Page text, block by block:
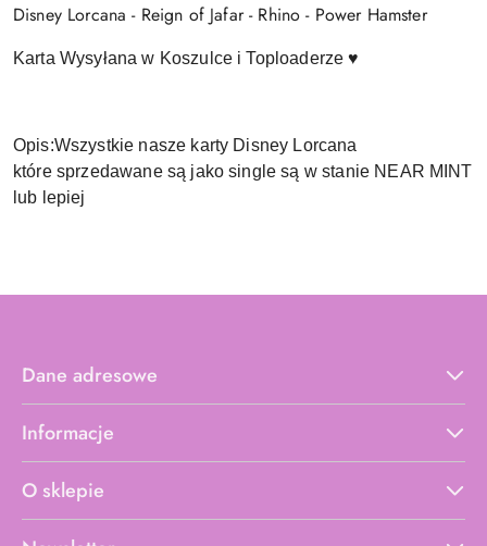
Disney Lorcana - Reign of Jafar - Rhino - Power Hamster
Karta Wysyłana w Koszulce i Toploaderze ♥
Opis:Wszystkie nasze karty Disney Lorcana
które sprzedawane są jako single są w stanie NEAR MINT
lub lepiej
Dane adresowe
Informacje
O sklepie